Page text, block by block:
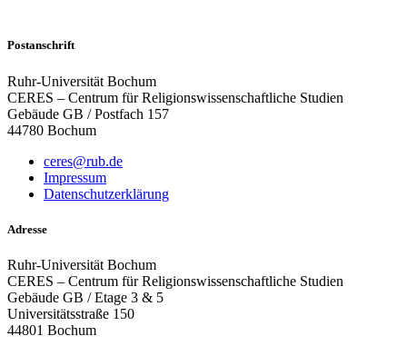
Postanschrift
Ruhr-Universität Bochum
CERES – Centrum für Religionswissenschaftliche Studien
Gebäude GB / Postfach 157
44780 Bochum
ceres@rub.de
Impressum
Datenschutzerklärung
Adresse
Ruhr-Universität Bochum
CERES – Centrum für Religionswissenschaftliche Studien
Gebäude GB / Etage 3 & 5
Universitätsstraße 150
44801 Bochum